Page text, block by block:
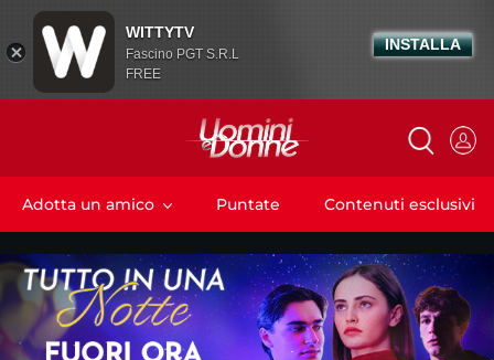
Adotta un amico Puntate Contenuti esclusivi
WITTYTV
Fascino PGT S.R.L
FREE
INSTALLA